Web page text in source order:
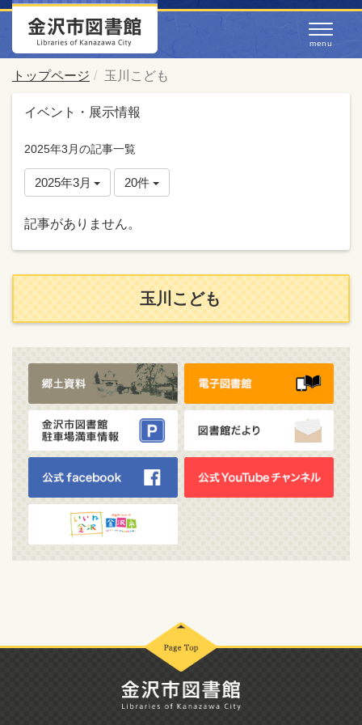
トップページ 玉川こども
イベント・展示情報
2025年3月の記事一覧
2025年3月 20件
記事がありません。
玉川こども